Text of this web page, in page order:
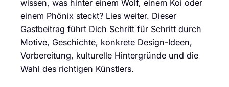
wissen, was hinter einem Wolf, einem Koi oder
einem Phönix steckt? Lies weiter. Dieser
Gastbeitrag führt Dich Schritt für Schritt durch
Motive, Geschichte, konkrete Design-Ideen,
Vorbereitung, kulturelle Hintergründe und die
Wahl des richtigen Künstlers.